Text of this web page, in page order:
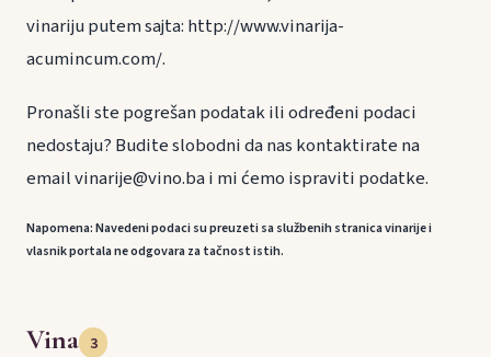
vinariju putem sajta: http://www.vinarija-
acumincum.com/.
Pronašli ste pogrešan podatak ili određeni podaci
nedostaju? Budite slobodni da nas kontaktirate na
email vinarije@vino.ba i mi ćemo ispraviti podatke.
Napomena: Navedeni podaci su preuzeti sa službenih stranica vinarije i
vlasnik portala ne odgovara za tačnost istih.
Vina 3